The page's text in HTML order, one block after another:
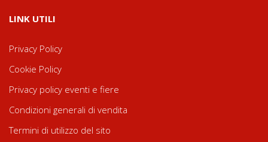
LINK UTILI
Privacy Policy
Cookie Policy
Privacy policy eventi e fiere
Condizioni generali di vendita
Termini di utilizzo del sito